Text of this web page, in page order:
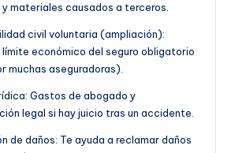
materiales causados a terceros.
civil voluntaria (ampliación):
límite económico del seguro obligatorio
muchas aseguradoras).
Gastos de abogado y
legal si hay juicio tras un accidente.
de daños: Te ayuda a reclamar daños